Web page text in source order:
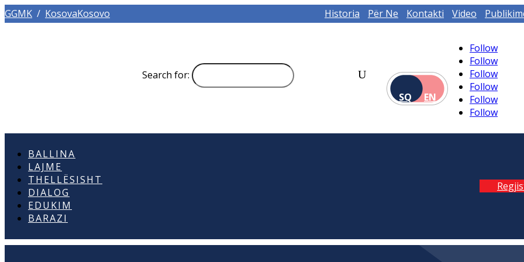
GGMK / KosovaKosovo Historia Për Ne Kontakti Video
Search for:
SQ
EN
Follow
Follow
Follow
Follow
Follow
Follow
BALLINA
LAJME
THELLËSISHT
DIALOG
EDUKIM
BARAZI